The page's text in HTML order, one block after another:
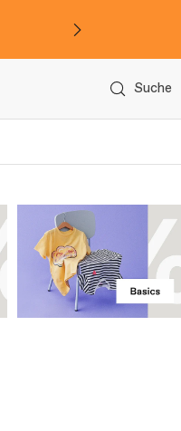
Suche